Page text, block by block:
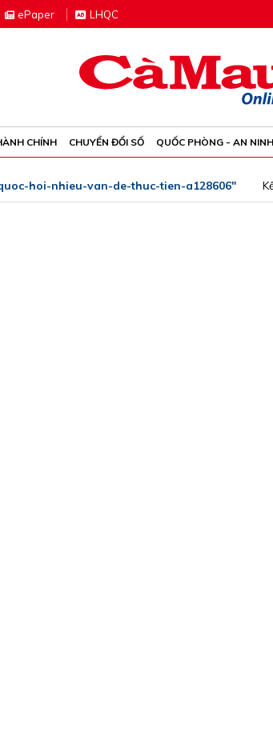
ePaper LHQC
CHÍNH CHUYỂN ĐỔI SỐ QUỐC PHÒNG - AN NINH
hoi-nhieu-van-de-thuc-tien-a128606"